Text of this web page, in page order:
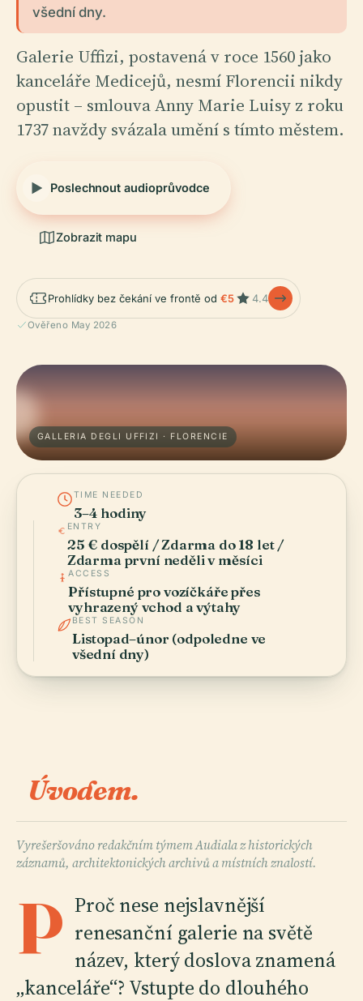
všední dny.
Galerie Uffizi, postavená v roce 1560 jako
kanceláře Medicejů, nesmí Florencii nikdy
opustit – smlouva Anny Marie Luisy z roku
1737 navždy svázala umění s tímto městem.
Poslechnout audioprůvodce
Zobrazit mapu
Prohlídky bez čekání ve frontě od €5 4.4
Ověřeno May 2026
GALLERIA DEGLI UFFIZI · FLORENCIE
TIME NEEDED
3–4 hodiny
ENTRY
25 € dospělí / Zdarma do 18 let /
Zdarma první neděli v měsíci
ACCESS
Přístupné pro vozíčkáře přes
vyhrazený vchod a výtahy
BEST SEASON
Listopad–únor (odpoledne ve
všední dny)
Úvodem.
Vyrešeršováno redakčním týmem Audiala z historických
záznamů, architektonických archivů a místních znalostí.
P Proč nese nejslavnější
renesanční galerie na světě
název, který doslova znamená
„kanceláře“? Vstupte do dlouhého